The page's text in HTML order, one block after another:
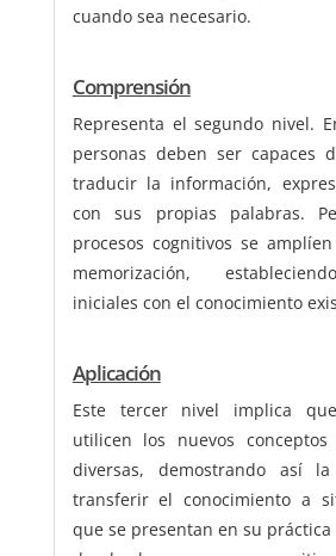
cuando sea necesario.
Comprensión
Representa el segundo nivel.
personas deben ser capaces
traducir la información,
con sus propias palabras.
procesos cognitivos se
memorización,
iniciales con el conocimiento
Aplicación
Este tercer nivel implica
utilicen los nuevos conceptos
diversas, demostrando así
transferir el conocimiento a
que se presentan en su